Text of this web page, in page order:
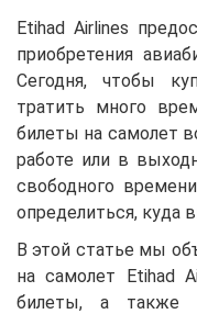
Etihad Airlines
приобретения
Сегодня, чтобы
тратить много
билеты на самолет
работе или в
свободного
определиться, куда
В этой статье мы
на самолет Etihad
билеты, а также